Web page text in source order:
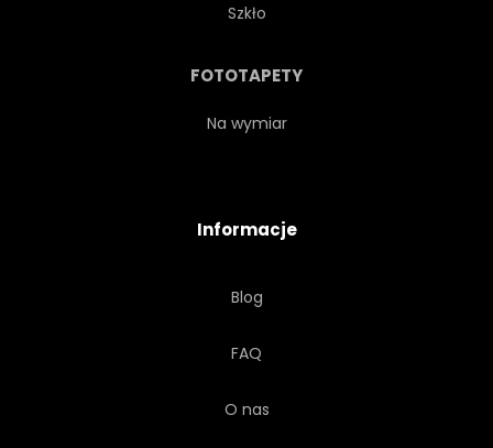
Szkło
FOTOTAPETY
Na wymiar
Informacje
Blog
FAQ
O nas